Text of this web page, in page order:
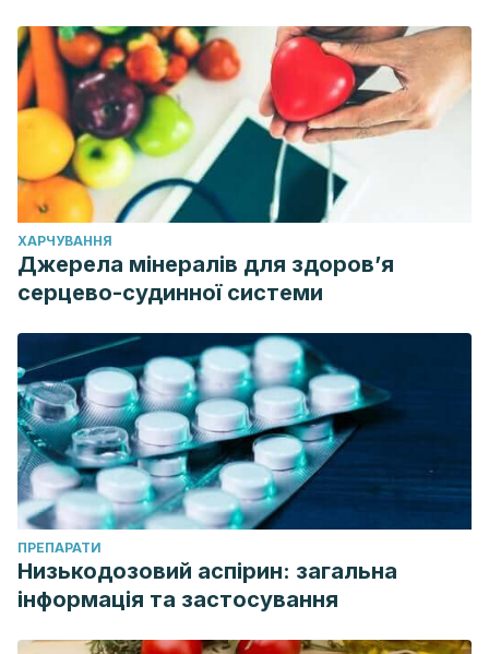
ХАРЧУВАННЯ
Джерела мінералів для здоров’я
серцево-судинної системи
ПРЕПАРАТИ
Низькодозовий аспірин: загальна
інформація та застосування